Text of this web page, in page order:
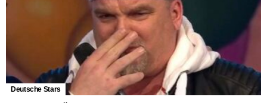
Deutsche Stars